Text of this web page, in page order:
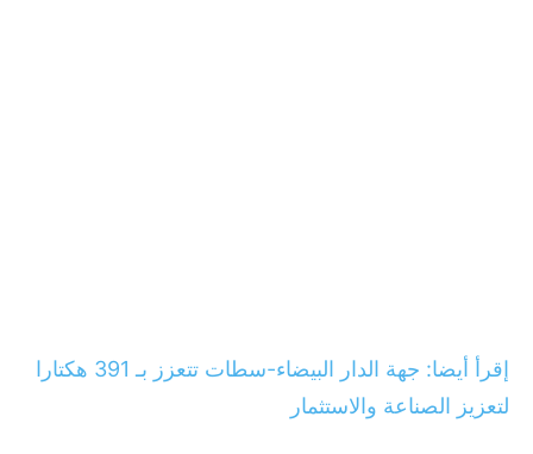
إقرأ أيضا: جهة الدار البيضاء-سطات تتعزز بـ 391 هكتارا
لتعزيز الصناعة والاستثمار